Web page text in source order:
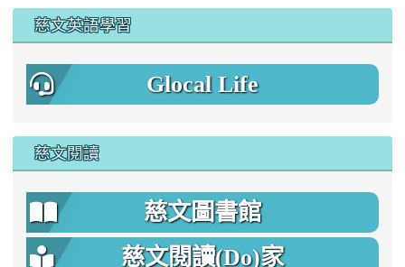
慈文英語學習
Glocal Life
慈文閱讀
慈文圖書館
慈文閱讀(Do)家